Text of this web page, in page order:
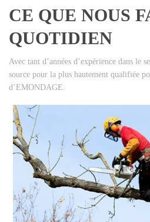
CE QUE NOUS
QUOTIDIEN
Avec tant d’années d’expérience dans le
source pour la plus hautement qualifiée
d’EMONDAGE.